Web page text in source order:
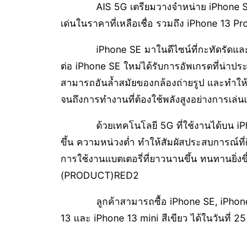
AIS 5G เตรียมวางจำหน่าย iPhone
เด่นในราคาที่เหลือเชื่อ รวมถึง iPhone 13
iPhone SE มาในดีไซน์ที่กะทัดรัดและท
ต่อ iPhone SE ใหม่ได้รับการอัพเกรดที่น่าป
สามารถอันล้ำสมัยของกล้องถ่ายรูป และทำ
จนถึงการทำงานที่ต้องใช้พลังสูงอย่างการเล่
ด้วยเทคโนโลยี 5G ที่ใช้งานได้บน
ขึ้น ความหน่วงต่ำ ทำให้สัมผัสประสบการณ์
การใช้งานแบตเตอรี่ที่ยาวนานขึ้น ทนทานยิ่
(PRODUCT)RED2
ลูกค้าสามารถซื้อ iPhone SE, iPhone
13 และ iPhone 13 mini สีเขียว ได้ในวันที่